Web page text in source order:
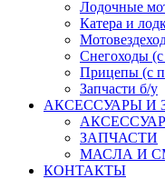
Лодочные
Катера и
Снегоходы
Прицепы (с
Запчасти б/у
АКСЕССУАРЫ И
ЗАПЧАСТИ
МАСЛА И
КОНТАКТЫ